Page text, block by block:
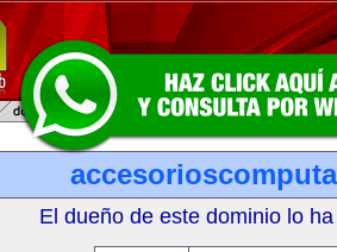
El dueño de este dominio lo